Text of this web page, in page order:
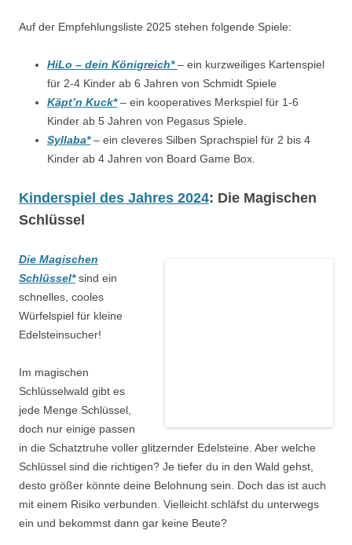
Auf der Empfehlungsliste 2025 stehen folgende Spiele:
HiLo – dein Königreich* – ein kurzweiliges Kartenspiel
für 2-4 Kinder ab 6 Jahren von Schmidt Spiele
Käpt’n Kuck*– ein kooperatives Merkspiel für 1-6
Kinder ab 5 Jahren von Pegasus Spiele.
Syllaba*– ein cleveres Silben Sprachspiel für 2 bis 4
Kinder ab 4 Jahren von Board Game Box.
Kinderspiel des Jahres 2024: Die Magischen
Schlüssel
Die Magischen
Schlüssel*sind ein
schnelles, cooles
Würfelspiel für kleine
Edelsteinsucher!
Im magischen
Schlüsselwald gibt es
jede Menge Schlüssel,
doch nur einige passen
in die Schatztruhe voller glitzernder Edelsteine. Aber welche
Schlüssel sind die richtigen? Je tiefer du in den Wald gehst,
desto größer könnte deine Belohnung sein. Doch das ist auch
mit einem Risiko verbunden. Vielleicht schläfst du unterwegs
ein und bekommst dann gar keine Beute?